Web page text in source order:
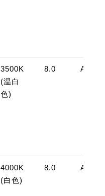
3500K
(温白
色)
8.0
4000K
(白色)
8.0